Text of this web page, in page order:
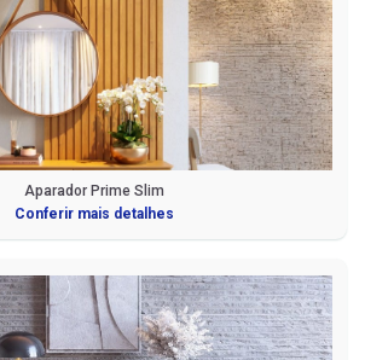
Aparador Prime Slim
Conferir mais detalhes